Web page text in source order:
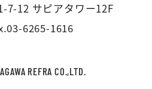
7-12 サピアタワー12F
6265-1616
REFRA CO.,LTD.